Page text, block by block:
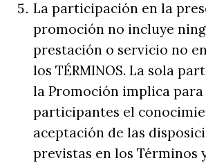
La participación en la
promoción no incluye
prestación o servicio no
los TÉRMINOS. La sola
la Promoción implica para
participantes el
aceptación de las
previstas en los Términos